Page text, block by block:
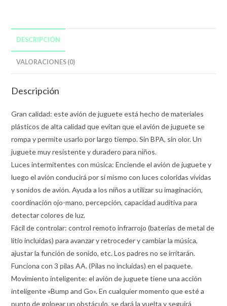
DESCRIPCIÓN
VALORACIONES (0)
Descripción
Gran calidad: este avión de juguete está hecho de materiales
plásticos de alta calidad que evitan que el avión de juguete se
rompa y permite usarlo por largo tiempo. Sin BPA, sin olor. Un
juguete muy resistente y duradero para niños.
Luces intermitentes con música: Enciende el avión de juguete y
luego el avión conducirá por sí mismo con luces coloridas vívidas
y sonidos de avión. Ayuda a los niños a utilizar su imaginación,
coordinación ojo-mano, percepción, capacidad auditiva para
detectar colores de luz.
Fácil de controlar: control remoto infrarrojo (baterías de metal de
litio incluidas) para avanzar y retroceder y cambiar la música,
ajustar la función de sonido, etc. Los padres no se irritarán.
Funciona con 3 pilas AA. (Pilas no incluidas) en el paquete.
Movimiento inteligente: el avión de juguete tiene una acción
inteligente «Bump and Go». En cualquier momento que esté a
punto de golpear un obstáculo, se dará la vuelta y seguirá